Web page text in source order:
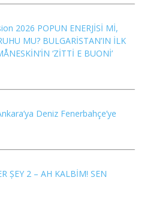
2026 POPUN ENERJİSİ Mİ,
MU? BULGARİSTAN’IN İLK
‘ZİTTİ E BUONİ’
Deniz Fenerbahçe’ye
ȘEY 2 – AH KALBİM! SEN